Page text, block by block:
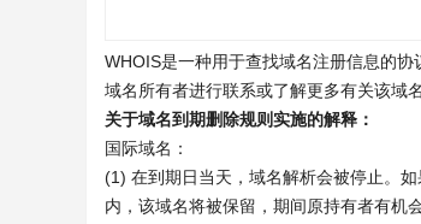
WHOIS是一种用于查找域名注册信息的
域名所有者进行联系或了解更多有关该域
关于域名到期删除规则实施的解释：
国际域名：
(1) 在到期日当天，域名解析会被停止。
内，该域名将被保留，期间原持有者有机